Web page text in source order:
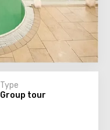
Type
Group tour